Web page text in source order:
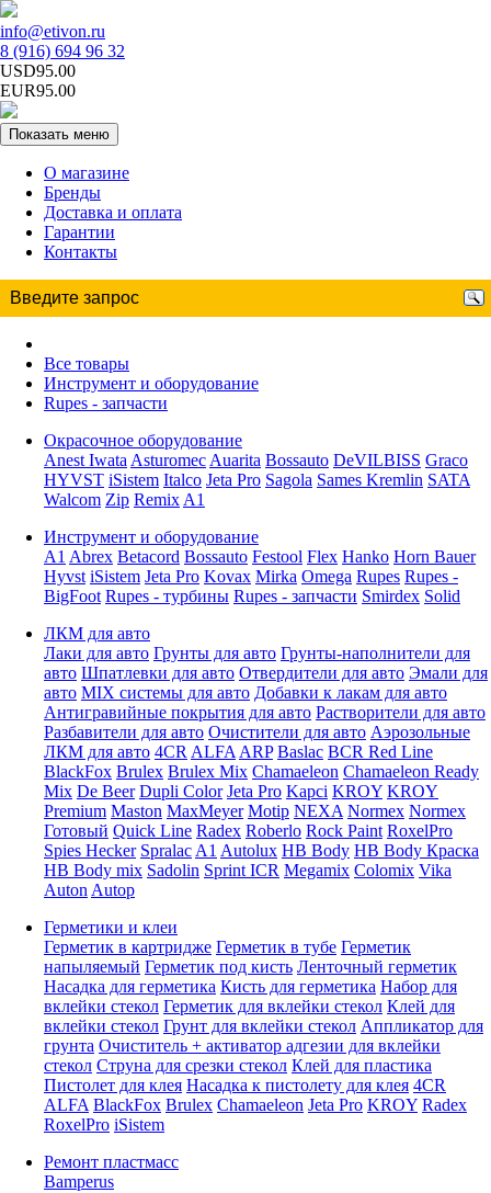
info@etivon.ru
8 (916) 694 96 32
USD95.00
EUR95.00
Показать меню
О магазине
Бренды
Доставка и оплата
Гарантии
Контакты
Все товары
Инструмент и оборудование
Rupes - запчасти
Окрасочное оборудование
Anest Iwata Asturomec Auarita Bossauto DeVILBISS Graco
HYVST iSistem Italco Jeta Pro Sagola Sames Kremlin SATA
Walcom Zip Remix A1
Инструмент и оборудование
A1 Abrex Betacord Bossauto Festool Flex Hanko Horn Bauer
Hyvst iSistem Jeta Pro Kovax Mirka Omega Rupes Rupes -
BigFoot Rupes - турбины Rupes - запчасти Smirdex Solid
ЛКМ для авто
Лаки для авто Грунты для авто Грунты-наполнители для
авто Шпатлевки для авто Отвердители для авто Эмали для
авто MIX системы для авто Добавки к лакам для авто
Антигравийные покрытия для авто Растворители для авто
Разбавители для авто Очистители для авто Аэрозольные
ЛКМ для авто 4CR ALFA ARP Baslac BCR Red Line
BlackFox Brulex Brulex Mix Chamaeleon Chamaeleon Ready
Mix De Beer Dupli Color Jeta Pro Kapci KROY KROY
Premium Maston MaxMeyer Motip NEXA Normex Normex
Готовый Quick Line Radex Roberlo Rock Paint RoxelPro
Spies Hecker Spralac A1 Autolux HB Body HB Body Краска
HB Body mix Sadolin Sprint ICR Megamix Colomix Vika
Auton Autop
Герметики и клеи
Герметик в картридже Герметик в тубе Герметик
напыляемый Герметик под кисть Ленточный герметик
Насадка для герметика Кисть для герметика Набор для
вклейки стекол Герметик для вклейки стекол Клей для
вклейки стекол Грунт для вклейки стекол Аппликатор для
грунта Очиститель + активатор адгезии для вклейки
стекол Струна для срезки стекол Клей для пластика
Пистолет для клея Насадка к пистолету для клея 4CR
ALFA BlackFox Brulex Chamaeleon Jeta Pro KROY Radex
RoxelPro iSistem
Ремонт пластмасс
Bamperus